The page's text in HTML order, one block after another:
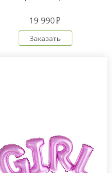
19 990
Заказать